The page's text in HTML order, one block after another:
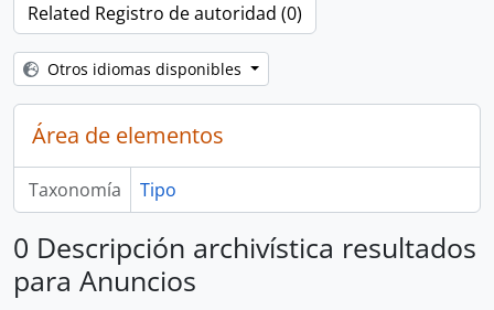
Related Registro de autoridad (0)
Otros idiomas disponibles
Área de elementos
Taxonomía Tipo
0 Descripción archivística resultados
para Anuncios